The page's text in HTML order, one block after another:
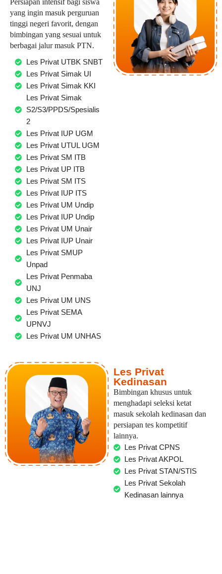
yang ingin masuk perguruan
tinggi negeri favorit, dengan
bimbingan yang sesuai untuk
berbagai jalur masuk PTN.
Les Privat UTBK SNBT
Les Privat Simak UI
Les Privat Simak KKI
Les Privat Simak
S2/S3/PPDS/Spesialis
2
Les Privat IUP UGM
Les Privat UTUL UGM
Les Privat SM ITB
Les Privat UP ITB
Les Privat SM ITS
Les Privat IUP ITS
Les Privat UM Undip
Les Privat IUP Undip
Les Privat UM Unair
Les Privat IUP Unair
Les Privat SMUP
Unpad
Les Privat Penmaba
UNJ
Les Privat UM UNS
Les Privat SEMA
UPNVJ
Les Privat UM UNHAS
Les Privat
Kedinasan
Bimbingan khusus untuk
menghadapi seleksi ketat
masuk sekolah kedinasan dan
persiapan tes kompetitif
lainnya.
Les Privat CPNS
Les Privat AKPOL
Les Privat STAN/STIS
Les Privat Sekolah
Kedinasan lainnya